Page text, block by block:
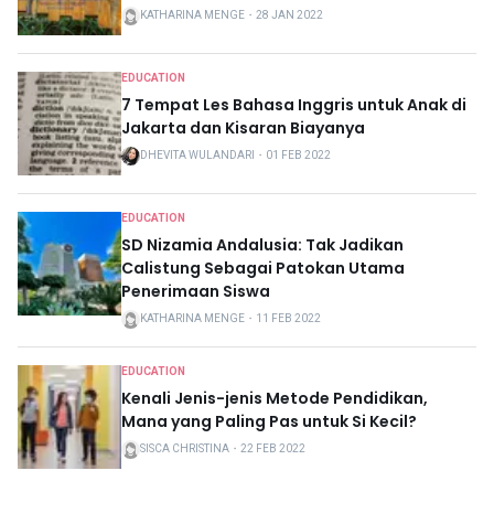
KATHARINA MENGE ・ 28 JAN 2022
EDUCATION
7 Tempat Les Bahasa Inggris untuk Anak di
Jakarta dan Kisaran Biayanya
DHEVITA WULANDARI ・ 01 FEB 2022
EDUCATION
SD Nizamia Andalusia: Tak Jadikan
Calistung Sebagai Patokan Utama
Penerimaan Siswa
KATHARINA MENGE ・ 11 FEB 2022
EDUCATION
Kenali Jenis-jenis Metode Pendidikan,
Mana yang Paling Pas untuk Si Kecil?
SISCA CHRISTINA ・ 22 FEB 2022